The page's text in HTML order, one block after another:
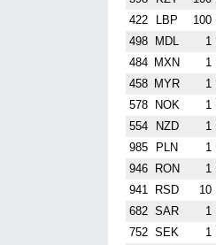
422 LBP 100
498 MDL 1
484 MXN 1
458 MYR 1
578 NOK 1
554 NZD 1
985 PLN 1
946 RON 1
941 RSD 10
682 SAR 1
752 SEK 1